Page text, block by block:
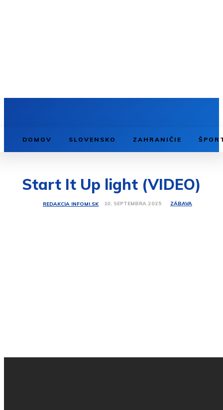
DOMOV SLOVENSKO ZAHRANIČIE
Start It Up light (VIDEO)
REDAKCIA INFOMI.SK 10. SEPTEMBRA 2025 ZÁBAVA